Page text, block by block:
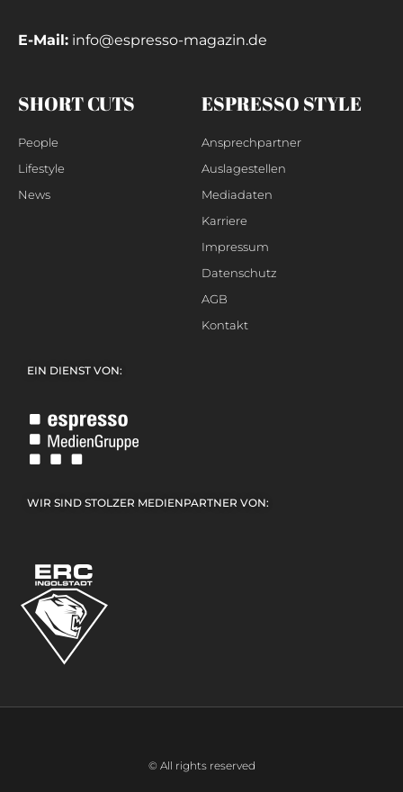
E-Mail: info@espresso-magazin.de
SHORT CUTS
People
Lifestyle
News
ESPRESSO STYLE
Ansprechpartner
Auslagestellen
Mediadaten
Karriere
Impressum
Datenschutz
AGB
Kontakt
EIN DIENST VON:
WIR SIND STOLZER MEDIENPARTNER VON:
© All rights reserved